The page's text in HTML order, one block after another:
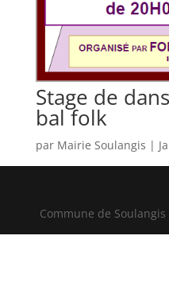
Stage de
bal folk
par Mairie Soulangis |
Commune de